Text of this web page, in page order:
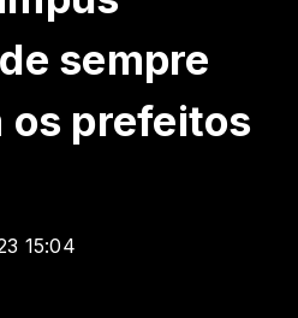
sempre
os prefeitos
15:04